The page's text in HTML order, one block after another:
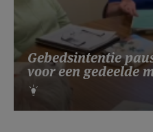
Gebedsintentie
voor een gedeelde